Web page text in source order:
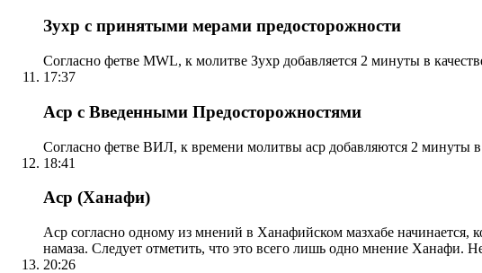
Зухр с принятыми мерами предосторожности
Согласно фетве MWL, к молитве Зухр добавляется 2 минуты в
17:37
Аср с Введенными Предосторожностями
Согласно фетве ВИЛ, к времени молитвы аср добавляются 2 минуты в
18:41
Аср (Ханафи)
Аср согласно одному из мнений в Ханафийском мазхабе начинается,
намаза. Следует отметить, что это всего лишь одно мнение Ханафи.
20:26